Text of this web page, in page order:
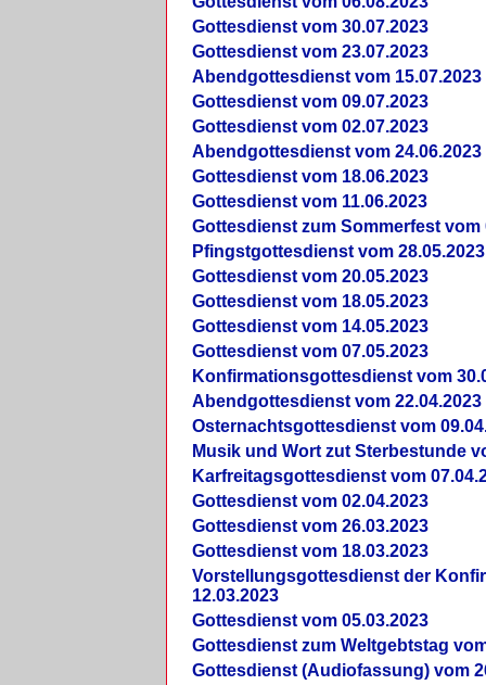
Gottesdienst vom 30.07.2023
Gottesdienst vom 23.07.2023
Abendgottesdienst vom 15.07.2023
Gottesdienst vom 09.07.2023
Gottesdienst vom 02.07.2023
Abendgottesdienst vom 24.06.2023
Gottesdienst vom 18.06.2023
Gottesdienst vom 11.06.2023
Gottesdienst zum Sommerfest vom
Pfingstgottesdienst vom 28.05.2023
Gottesdienst vom 20.05.2023
Gottesdienst vom 18.05.2023
Gottesdienst vom 14.05.2023
Gottesdienst vom 07.05.2023
Konfirmationsgottesdienst vom
Abendgottesdienst vom 22.04.2023
Osternachtsgottesdienst vom
Musik und Wort zut Sterbestunde
Karfreitagsgottesdienst vom
Gottesdienst vom 02.04.2023
Gottesdienst vom 26.03.2023
Gottesdienst vom 18.03.2023
Vorstellungsgottesdienst der
12.03.2023
Gottesdienst vom 05.03.2023
Gottesdienst zum Weltgebtstag
Gottesdienst (Audiofassung) vom